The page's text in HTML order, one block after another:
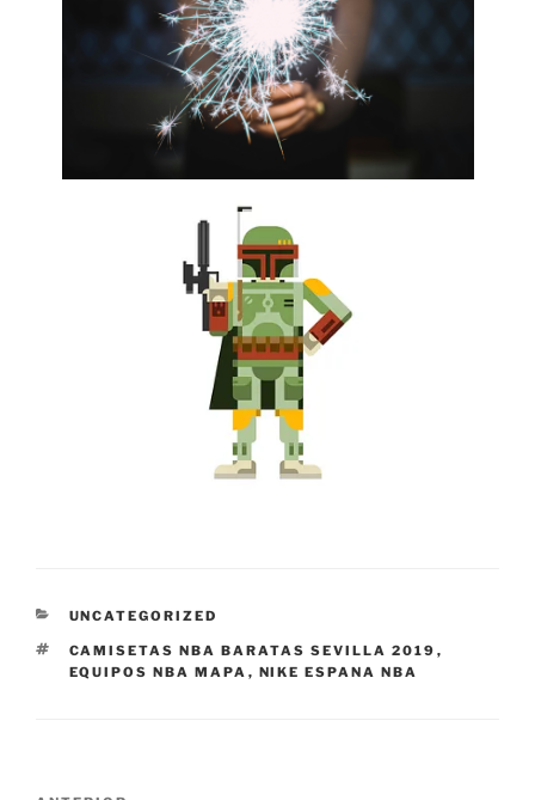
CATEGORÍAS
UNCATEGORIZED
ETIQUETAS
CAMISETAS NBA BARATAS SEVILLA 2019 ,
EQUIPOS NBA MAPA , NIKE ESPANA NBA
Navegación